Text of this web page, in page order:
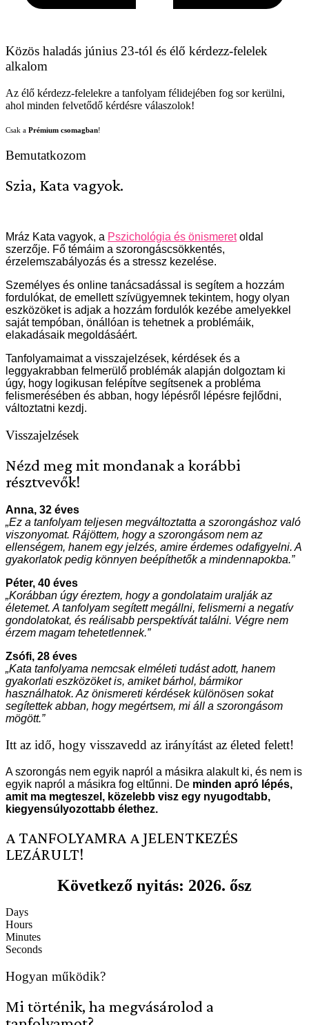
Közös haladás június 23-tól és élő kérdezz-felelek
alkalom
Az élő kérdezz-felelekre a tanfolyam félidejében fog sor kerülni,
ahol minden felvetődő kérdésre válaszolok!
Csak a Prémium csomagban!
Bemutatkozom
Szia, Kata vagyok.
Mráz Kata vagyok, a Pszichológia és önismeretoldal
szerzője. Fő témáim a szorongáscsökkentés,
érzelemszabályozás és a stressz kezelése.
Személyes és online tanácsadással is segítem a hozzám
fordulókat, de emellett szívügyemnek tekintem, hogy olyan
eszközöket is adjak a hozzám fordulók kezébe amelyekkel
saját tempóban, önállóan is tehetnek a problémáik,
elakadásaik megoldásáért.
Tanfolyamaimat a visszajelzések, kérdések és a
leggyakrabban felmerülő problémák alapján dolgoztam ki
úgy, hogy logikusan felépítve segítsenek a probléma
felismerésében és abban, hogy lépésről lépésre fejlődni,
változtatni kezdj.
Visszajelzések
Nézd meg mit mondanak a korábbi
résztvevők!
Anna, 32 éves
„Ez a tanfolyam teljesen megváltoztatta a szorongáshoz való
viszonyomat. Rájöttem, hogy a szorongásom nem az
ellenségem, hanem egy jelzés, amire érdemes odafigyelni. A
gyakorlatok pedig könnyen beépíthetők a mindennapokba.”
Péter, 40 éves
„Korábban úgy éreztem, hogy a gondolataim uralják az
életemet. A tanfolyam segített megállni, felismerni a negatív
gondolatokat, és reálisabb perspektívát találni. Végre nem
érzem magam tehetetlennek.”
Zsófi, 28 éves
„Kata tanfolyama nemcsak elméleti tudást adott, hanem
gyakorlati eszközöket is, amiket bárhol, bármikor
használhatok. Az önismereti kérdések különösen sokat
segítettek abban, hogy megértsem, mi áll a szorongásom
mögött.”
Itt az idő, hogy visszavedd az irányítást az életed felett!
A szorongás nem egyik napról a másikra alakult ki, és nem is
egyik napról a másikra fog eltűnni. De minden apró lépés,
amit ma megteszel, közelebb visz egy nyugodtabb,
kiegyensúlyozottabb élethez.
A TANFOLYAMRA A JELENTKEZÉS
LEZÁRULT!
Következő nyitás: 2026. ősz
Days
Hours
Minutes
Seconds
Hogyan működik?
Mi történik, ha megvásárolod a